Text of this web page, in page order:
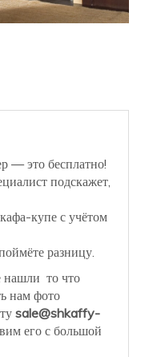
— это бесплатно!
подскажет,
купе с учётом
разницу.
нашли то что
нам фото
sale@shkaffy-
его с большой